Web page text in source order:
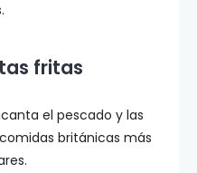
fritas